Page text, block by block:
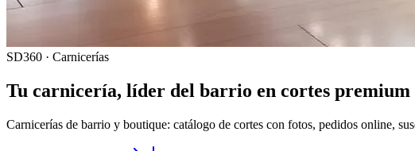
SD360 · Carnicerías
Tu carnicería, líder del barrio en cortes premium
Carnicerías de barrio y boutique: catálogo de cortes con fotos, pedidos online,